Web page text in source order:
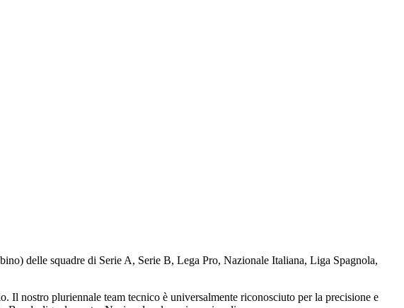
delle squadre di Serie A, Serie B, Lega Pro, Nazionale Italiana, Liga Spagnola,
Il nostro pluriennale team tecnico è universalmente riconosciuto per la precisione e